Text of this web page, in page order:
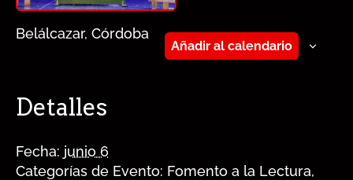
Belálcazar, Córdoba
Añadir al calendario
Detalles
Fecha: junio 6
Categorías de Evento: Fomento a la Lectura,